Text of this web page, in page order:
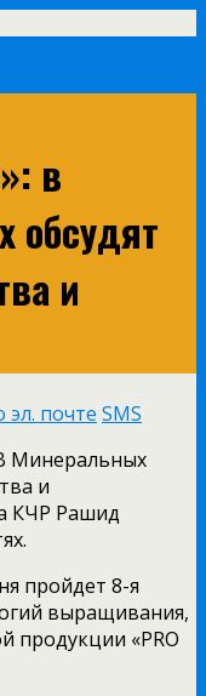
в
обсудят
и
эл. почте SMS
Минеральных
и
КЧР Рашид
пройдет 8-я
выращивания,
продукции «PRO